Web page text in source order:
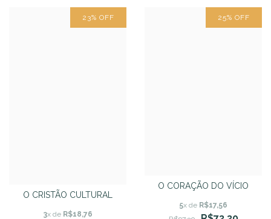
23% OFF
O CRISTÃO CULTURAL
3x de R$18,76
25% OFF
O CORAÇÃO DO VÍCIO
5x de R$17,56